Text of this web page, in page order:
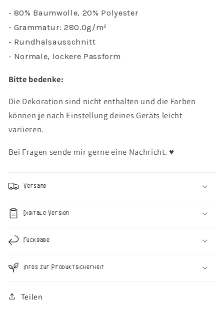
Christmas
Wreath
Winter
Sweater
Christmas
Wreath
Winter
Sweater
- 80% Baumwolle, 20% Polyester
- Grammatur: 280.0g/m²
- Rundhalsausschnitt
- Normale, lockere Passform
Bitte bedenke:
Die Dekoration sind nicht enthalten und die Farben
können je nach Einstellung deines Geräts leicht
variieren.
Bei Fragen sende mir gerne eine Nachricht. ♥︎
Versand
Digitale Version
Rückgabe
Infos zur Produktsicherheit
Teilen